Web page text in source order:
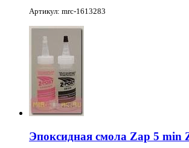
Артикул: mrc-1613283
Эпоксидная смола Zap 5 min